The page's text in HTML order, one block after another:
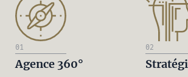
01
Agence 360°
02